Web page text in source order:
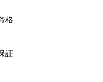
格
証